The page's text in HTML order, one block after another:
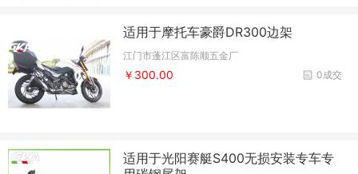
适用于摩托车豪爵DR300边架
江门市蓬江区富陈顺五金厂
0成交
￥300.00
适用于光阳赛艇S400无损安装专车专